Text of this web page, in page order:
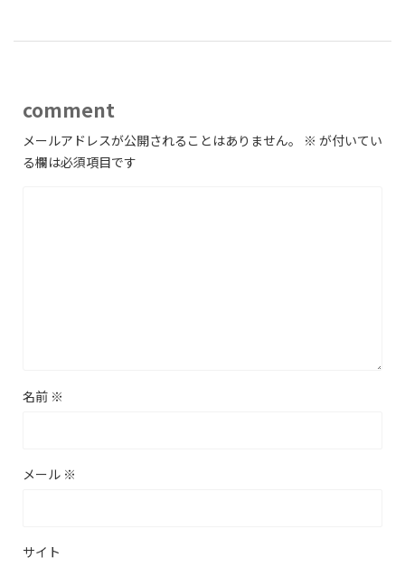
comment
メールアドレスが公開されることはありません。 ※ が付いてい
る欄は必須項目です
名前 ※
メール ※
サイト